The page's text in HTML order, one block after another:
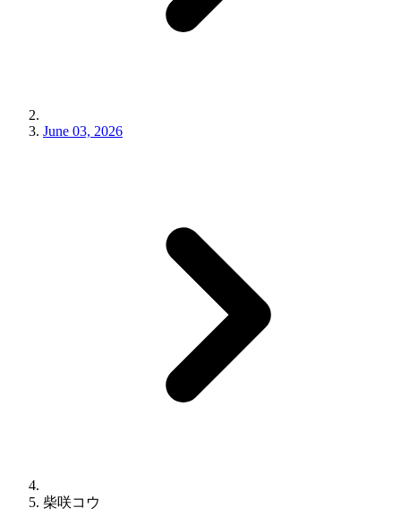
June 03, 2026
柴咲コウ